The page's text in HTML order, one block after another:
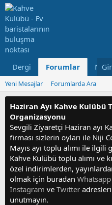
Dergi Forumlar
Yeni Mesajlar Forumlarda Ara
Haziran Ayı Kahve Kulübü
Organizasyonu
Sevgili Ziyaretçi Haziran ayı
firması sizlerin oyları ile Niji
Mayıs ayı toplu alımı ile
Kahve Kulübü toplu alımı ve
özel indirimlerden,
olmak için buradan Whatsapp
Instagram ve Twitter
unutmayın.